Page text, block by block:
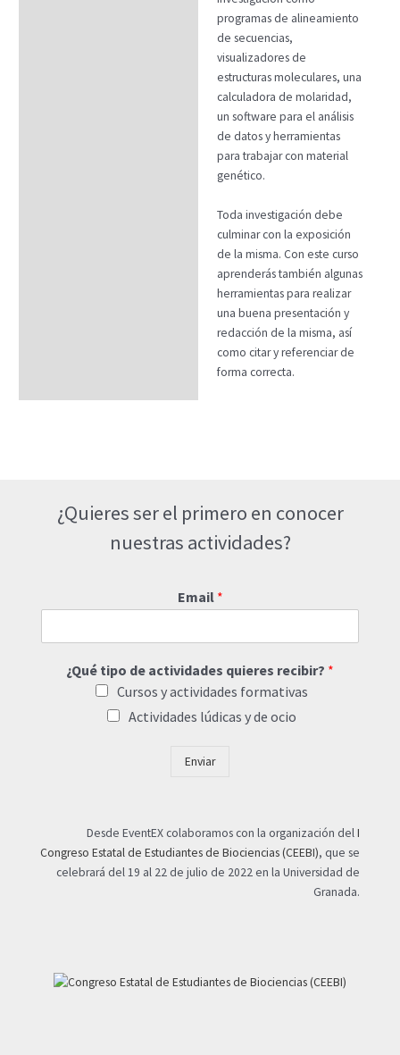
programas de alineamiento
de secuencias,
visualizadores de
estructuras moleculares, una
calculadora de molaridad,
un software para el análisis
de datos y herramientas
para trabajar con material
genético.
Toda investigación debe
culminar con la exposición
de la misma. Con este curso
aprenderás también algunas
herramientas para realizar
una buena presentación y
redacción de la misma, así
como citar y referenciar de
forma correcta.
¿Quieres ser el primero en conocer
nuestras actividades?
Email *
¿Qué tipo de actividades quieres recibir? *
Cursos y actividades formativas
Actividades lúdicas y de ocio
Enviar
Desde EventEX colaboramos con la organización delI
Congreso Estatal de Estudiantes de Biociencias (CEEBI), que se
celebrará del 19 al 22 de julio de 2022 en la Universidad de
Granada.